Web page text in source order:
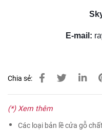
E-mail:
Chia sẻ:
(*) Xem thêm
Các loại bản lề cửa gỗ